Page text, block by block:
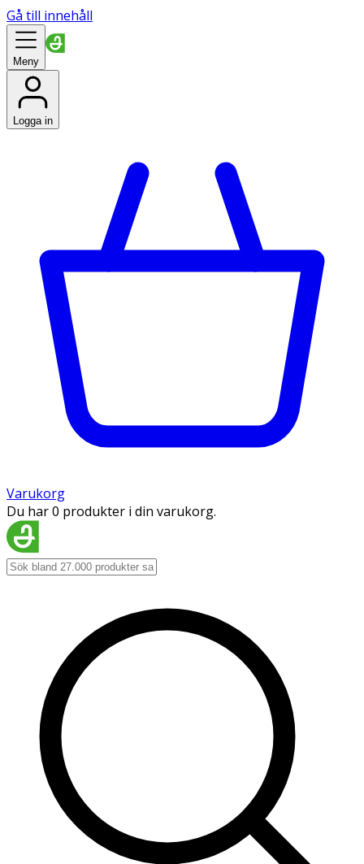
Gå till innehåll
Meny
Logga in
Varukorg
Du har 0 produkter i din varukorg.